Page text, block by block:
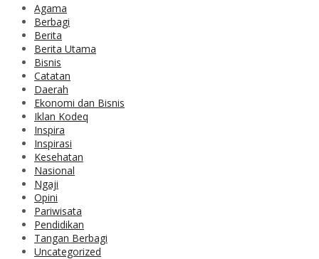
Agama
Berbagi
Berita
Berita Utama
Bisnis
Catatan
Daerah
Ekonomi dan Bisnis
Iklan Kodeq
Inspira
Inspirasi
Kesehatan
Nasional
Ngaji
Opini
Pariwisata
Pendidikan
Tangan Berbagi
Uncategorized